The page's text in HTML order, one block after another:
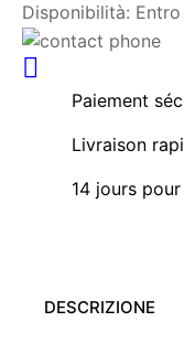
Disponibilità:
Paiement
Livraison
14 jours
DESCRIZIONE